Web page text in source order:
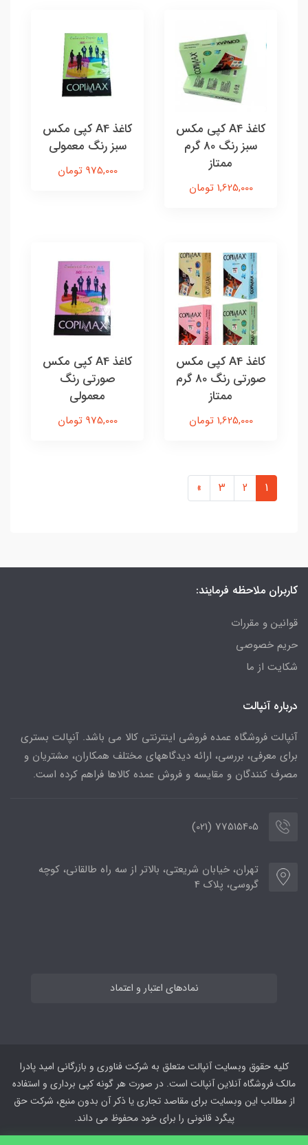
کاغذ A4 کپی مکس
سبز رنگ 80 گرم
ممتاز
1,625,000 تومان
کاغذ A4 کپی مکس
سبز رنگ معمولی
975,000 تومان
کاغذ A4 کپی مکس
صورتی رنگ 80 گرم
ممتاز
1,625,000 تومان
کاغذ A4 کپی مکس
صورتی رنگ
معمولی
975,000 تومان
1
2
3
»
کاربران ملاحظه فرمایند:
قوانین و مقررات
حریم خصوصی
شکایت از ما
درباره آنپالت
آنپالت فروشگاه عمده فروشی اینترنتی کالا می باشد. آنپالت بستری
برای معرفی، بررسی، ارائه دیدگاههای مختلف همکاران، مشتریان و
مصرف کنندگان و مقایسه و فروش عمده کالاها فراهم کرده است.
77515405 (021)
تهران، خیابان شریعتی، بالاتر از سه راه طالقانی، کوچه
گروسی، پلاک 4
نمادهای اعتبار و اعتماد
کلیه حقوق وبسایت آنپالت متعلق به شرکت فناوری و بازرگانی امید پادرا
مالک فروشگاه آنلاین آنپالت است. در صورت هر گونه کپی برداری و استفاده
از مطالب این وبسایت برای مقاصد تجاری یا ذکر آن بدون منبع، شرکت حق
پیگرد قانونی را برای خود محفوظ می داند.